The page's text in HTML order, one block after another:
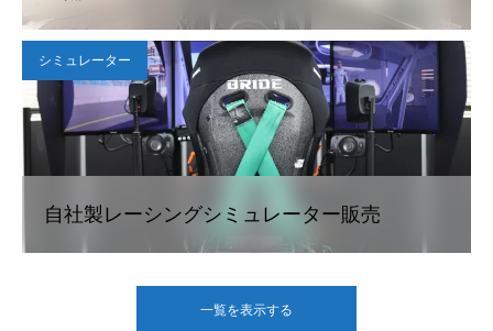
シミュレーター
自社製レーシングシミュレーター販売
一覧を表示する